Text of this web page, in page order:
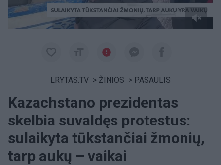
LRYTAS.TV > ŽINIOS > PASAULIS
Kazachstano prezidentas
skelbia suvaldęs protestus:
sulaikyta tūkstančiai žmonių,
tarp aukų – vaikai